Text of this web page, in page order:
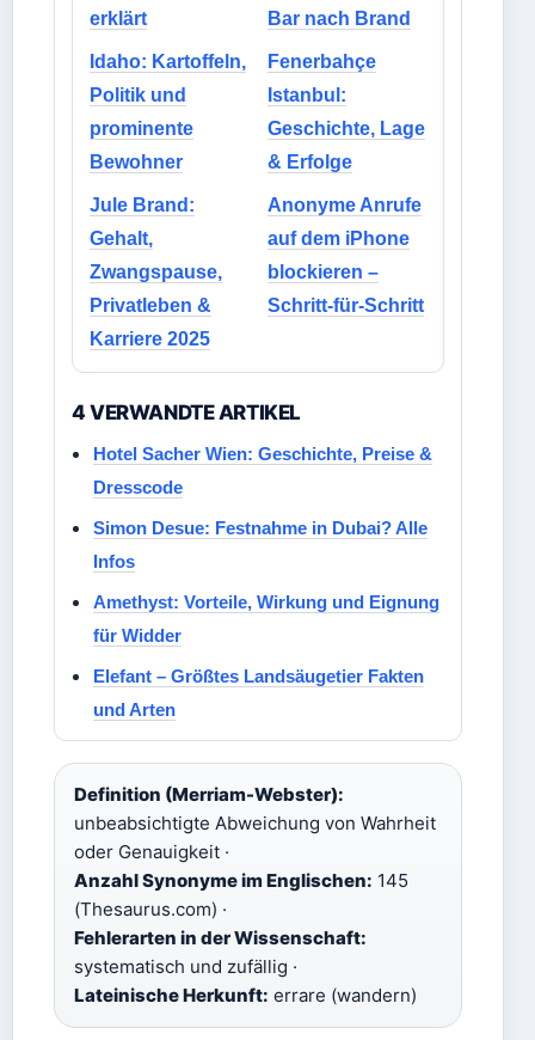
erklärt
Bar nach Brand
Idaho: Kartoffeln,
Politik und
prominente
Bewohner
Fenerbahçe
Istanbul:
Geschichte, Lage
& Erfolge
Jule Brand:
Gehalt,
Zwangspause,
Privatleben &
Karriere 2025
Anonyme Anrufe
auf dem iPhone
blockieren –
Schritt-für-Schritt
4 VERWANDTE ARTIKEL
Hotel Sacher Wien: Geschichte, Preise &
Dresscode
Simon Desue: Festnahme in Dubai? Alle
Infos
Amethyst: Vorteile, Wirkung und Eignung
für Widder
Elefant – Größtes Landsäugetier Fakten
und Arten
Definition (Merriam-Webster):
unbeabsichtigte Abweichung von Wahrheit
oder Genauigkeit ·
Anzahl Synonyme im Englischen: 145
(Thesaurus.com) ·
Fehlerarten in der Wissenschaft:
systematisch und zufällig ·
Lateinische Herkunft: errare (wandern)